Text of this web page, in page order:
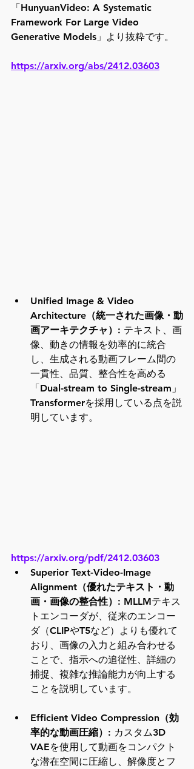
「HunyuanVideo: A Systematic
Framework For Large Video
Generative Models」より抜粋です。
https://arxiv.org/abs/2412.03603
Unified Image & Video
Architecture （統一された画像・動
画アーキテクチャ） : テキスト、画
像、動きの情報を効率的に統合
し、生成される動画フレーム間の
一貫性、品質、整合性を高める
「Dual-stream to Single-stream」
Transformerを採用している点を説
明しています。
https://arxiv.org/pdf/2412.03603
Superior Text-Video-Image
Alignment（優れたテキスト・動
画・画像の整合性） : MLLMテキス
トエンコーダが、従来のエンコー
ダ（CLIPやT5など）よりも優れて
おり、画像の入力と組み合わせる
ことで、指示への追従性、詳細の
捕捉、複雑な推論能力が向上する
ことを説明しています。
Efficient Video Compression（効
率的な動画圧縮） : カスタム3D
VAEを使用して動画をコンパクト
な潜在空間に圧縮し、解像度とフ